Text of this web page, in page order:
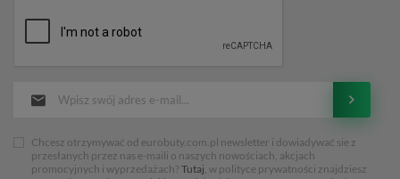
Chcesz otrzymywać od eurobuty.com.pl newsletter i dowiadywać sie z
przesłanych przez nas e-maili o naszych nowościach, akcjach
promocyjnych i wyprzedażach? Tutaj, w polityce prywatności znajdziesz